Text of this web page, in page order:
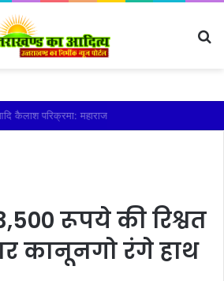
हुई पानी-पानी
रूपये की रिश्वत
कानूनगो रंगे हाथ